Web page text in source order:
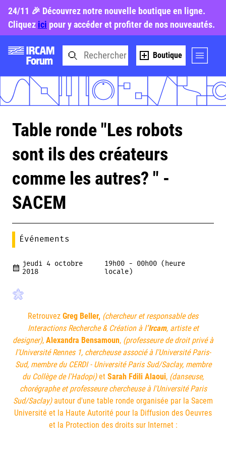
24/11 🎉 Découvrez notre nouvelle boutique en ligne.
Cliquez ici pour y accéder et profiter de nos nouveautés.
Boutique
Table ronde "Les robots
sont ils des créateurs
comme les autres? " -
SACEM
Événements
jeudi 4 octobre
2018
19h00 - 00h00 (heure
locale)
Retrouvez Greg Beller, (chercheur et responsable des
Interactions Recherche & Création à l’Ircam, artiste et
designer), Alexandra Bensamoun, (professeure de droit privé à
l'Université Rennes 1, chercheuse associé à l'Université Paris-
Sud, membre du CERDI - Université Paris Sud/Saclay, membre
du Collège de l'Hadopi)et Sarah Fdili Alaoui, (danseuse,
chorégraphe et professeure chercheuse à l'Université Paris
Sud/Saclay) autour d'une table ronde organisée par la Sacem
Université et la Haute Autorité pour la Diffusion des Oeuvres
et la Protection des droits sur Internet :